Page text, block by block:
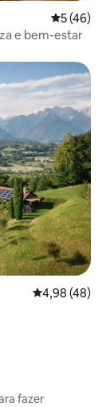
5 de uma
5 (46)
e bem-estar
4,98 de uma
4,98 (48)
fazer